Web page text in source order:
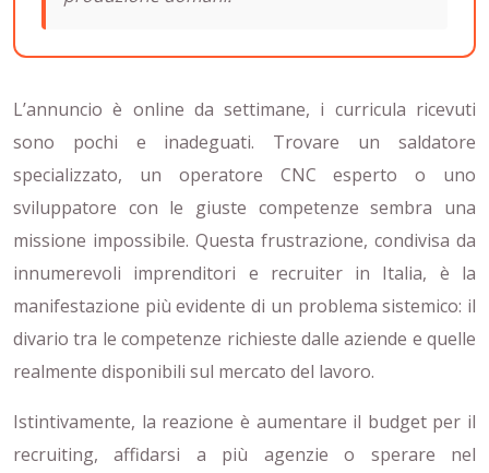
L’annuncio è online da settimane, i curricula ricevuti
sono pochi e inadeguati. Trovare un saldatore
specializzato, un operatore CNC esperto o uno
sviluppatore con le giuste competenze sembra una
missione impossibile. Questa frustrazione, condivisa da
innumerevoli imprenditori e recruiter in Italia, è la
manifestazione più evidente di un problema sistemico: il
divario tra le competenze richieste dalle aziende e quelle
realmente disponibili sul mercato del lavoro.
Istintivamente, la reazione è aumentare il budget per il
recruiting, affidarsi a più agenzie o sperare nel